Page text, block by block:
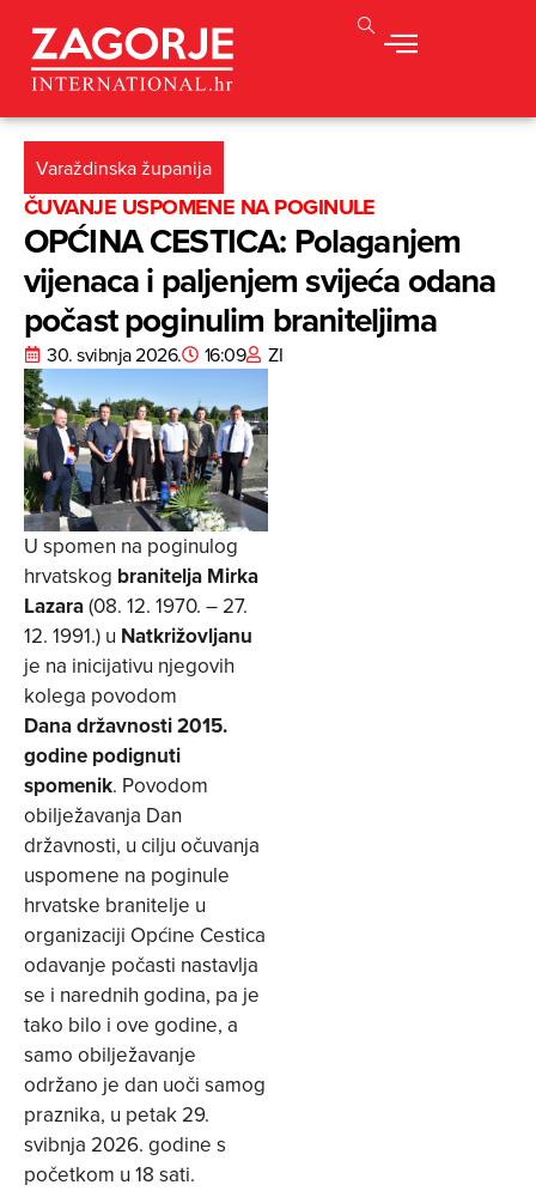
Varaždinska županija
ČUVANJE USPOMENE NA POGINULE
OPĆINA CESTICA: Polaganjem
vijenaca i paljenjem svijeća odana
počast poginulim braniteljima
30. svibnja 2026. 16:09 ZI
U spomen na poginulog
hrvatskog branitelja Mirka
Lazara(08. 12. 1970. – 27.
12. 1991.) u Natkrižovljanu
je na inicijativu njegovih
kolega povodom
Dana državnosti 2015.
godine podignuti
spomenik. Povodom
obilježavanja Dan
državnosti, u cilju očuvanja
uspomene na poginule
hrvatske branitelje u
organizaciji Općine Cestica
odavanje počasti nastavlja
se i narednih godina, pa je
tako bilo i ove godine, a
samo obilježavanje
održano je dan uoči samog
praznika, u petak 29.
svibnja 2026. godine s
početkom u 18 sati.